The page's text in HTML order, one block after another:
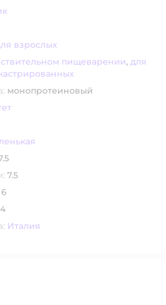
взрослых
пищеварении, для
монопротеиновый
7.5
6
Италия